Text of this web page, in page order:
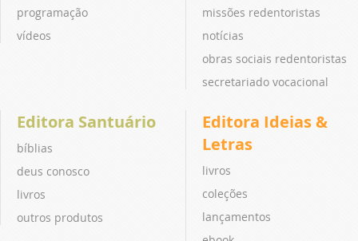
programação
vídeos
missões redentoristas
notícias
obras sociais redentoristas
secretariado vocacional
Editora Santuário
bíblias
deus conosco
livros
outros produtos
Editora Ideias &
Letras
livros
coleções
lançamentos